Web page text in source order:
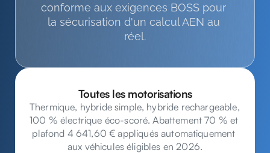
conforme aux exigences BOSS pour
la sécurisation d'un calcul AEN au
réel.
Toutes les motorisations
Thermique, hybride simple, hybride rechargeable,
100 % électrique éco-scoré. Abattement 70 % et
plafond 4 641,60 € appliqués automatiquement
aux véhicules éligibles en 2026.